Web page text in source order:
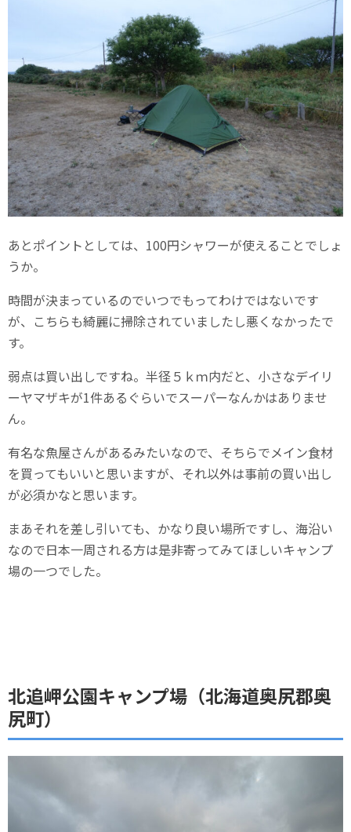
あとポイントとしては、100円シャワーが使えることでしょ
うか。
時間が決まっているのでいつでもってわけではないです
が、こちらも綺麗に掃除されていましたし悪くなかったで
す。
弱点は買い出しですね。半径５ｋｍ内だと、小さなデイリ
ーヤマザキが1件あるぐらいでスーパーなんかはありませ
ん。
有名な魚屋さんがあるみたいなので、そちらでメイン食材
を買ってもいいと思いますが、それ以外は事前の買い出し
が必須かなと思います。
まあそれを差し引いても、かなり良い場所ですし、海沿い
なので日本一周される方は是非寄ってみてほしいキャンプ
場の一つでした。
北追岬公園キャンプ場（北海道奥尻郡奥
尻町）